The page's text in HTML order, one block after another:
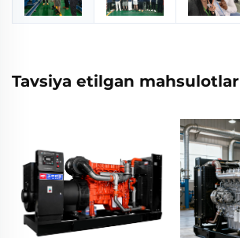
Tavsiya etilgan mahsulotlar